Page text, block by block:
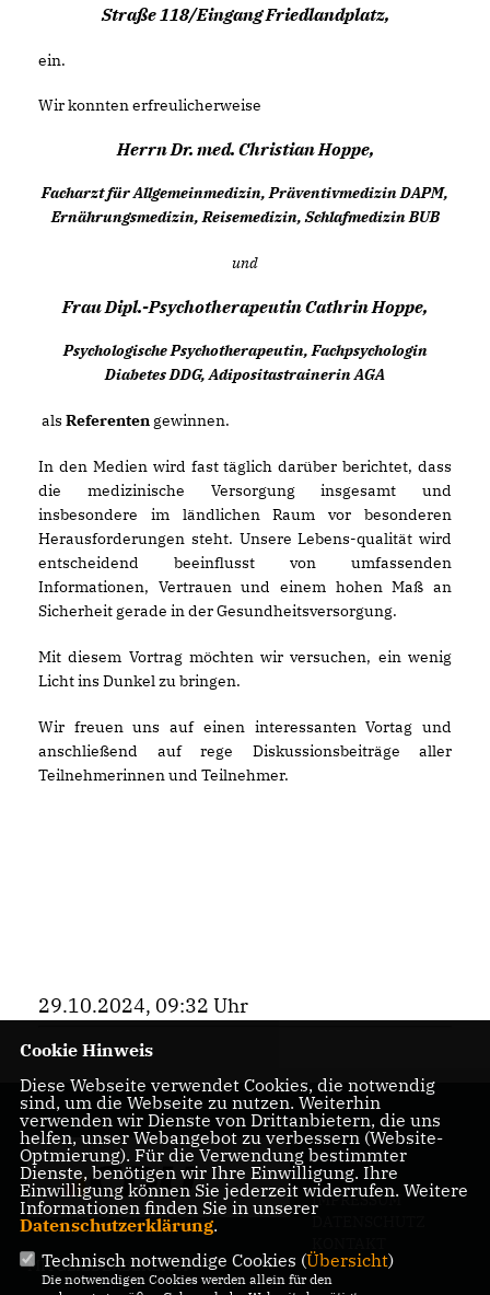
Straße 118/Eingang Friedlandplatz,
ein.
Wir konnten erfreulicherweise
Herrn Dr. med. Christian Hoppe,
Facharzt für Allgemeinmedizin, Präventivmedizin DAPM,
Ernährungsmedizin, Reisemedizin, Schlafmedizin BUB
und
Frau Dipl.-Psychotherapeutin Cathrin Hoppe,
Psychologische Psychotherapeutin, Fachpsychologin
Diabetes DDG, Adipositastrainerin AGA
als Referenten gewinnen.
In den Medien wird fast täglich darüber berichtet, dass
die medizinische Versorgung insgesamt und
insbesondere im ländlichen Raum vor besonderen
Herausforderungen steht. Unsere Lebens-qualität wird
entscheidend beeinflusst von umfassenden
Informationen, Vertrauen und einem hohen Maß an
Sicherheit gerade in der Gesundheitsversorgung.
Mit diesem Vortrag möchten wir versuchen, ein wenig
Licht ins Dunkel zu bringen.
Wir freuen uns auf einen interessanten Vortag und
anschließend auf rege Diskussionsbeiträge aller
Teilnehmerinnen und Teilnehmer.
29.10.2024, 09:32 Uhr
IMPRESSUM
MITGLIEDERBEREICH
Cookie Hinweis
Diese Webseite verwendet Cookies, die notwendig
sind, um die Webseite zu nutzen. Weiterhin
verwenden wir Dienste von Drittanbietern, die uns
helfen, unser Webangebot zu verbessern (Website-
Optmierung). Für die Verwendung bestimmter
Dienste, benötigen wir Ihre Einwilligung. Ihre
Einwilligung können Sie jederzeit widerrufen. Weitere
Informationen finden Sie in unserer
Datenschutzerklärung.
Technisch notwendige Cookies (Übersicht)
Die notwendigen Cookies werden allein für den